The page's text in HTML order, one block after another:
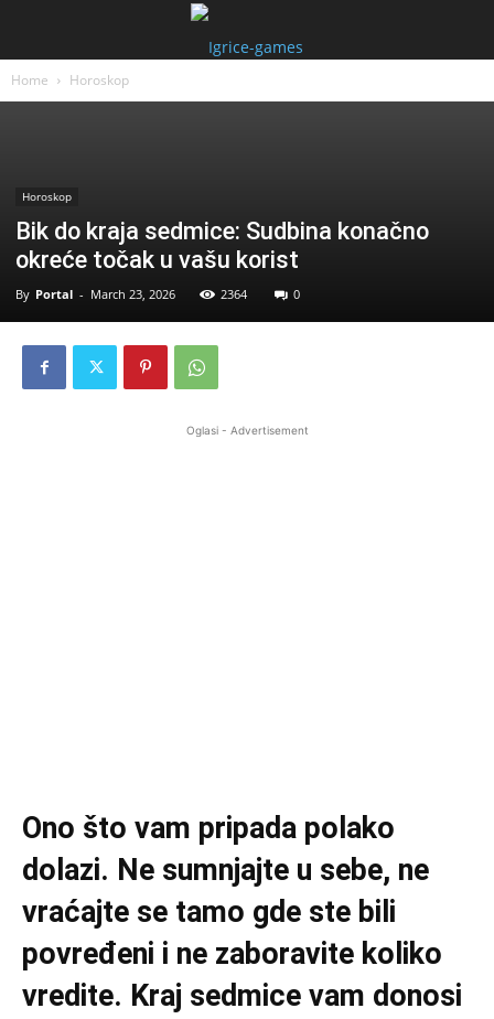
Home Horoskop
Horoskop
Bik do kraja sedmice: Sudbina konačno
okreće točak u vašu korist
By Portal - March 23, 2026 2364 0
Oglasi - Advertisement
Ono što vam pripada polako
dolazi. Ne sumnjajte u sebe, ne
vraćajte se tamo gde ste bili
povređeni i ne zaboravite koliko
vredite. Kraj sedmice vam donosi